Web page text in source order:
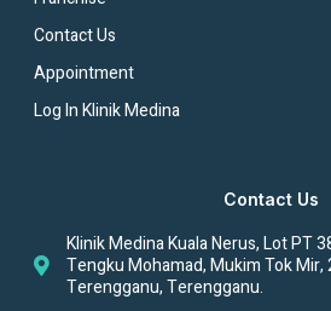
Contact Us
Appointment
Log In Klinik Medina
Contact Us
Klinik Medina Kuala Nerus, Lot PT
Tengku Mohamad, Mukim Tok Mir,
Terengganu, Terengganu.